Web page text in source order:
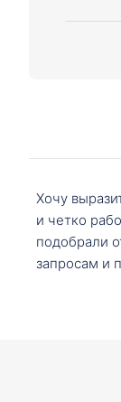
Хочу
и четко
подобрали
запросам и